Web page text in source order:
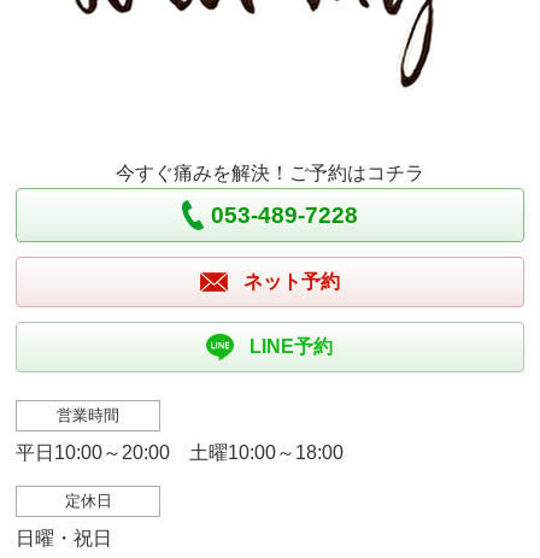
今すぐ痛みを解決！ご予約はコチラ
053-489-7228
ネット予約
LINE予約
営業時間
平日10:00～20:00 土曜10:00～18:00
定休日
日曜・祝日